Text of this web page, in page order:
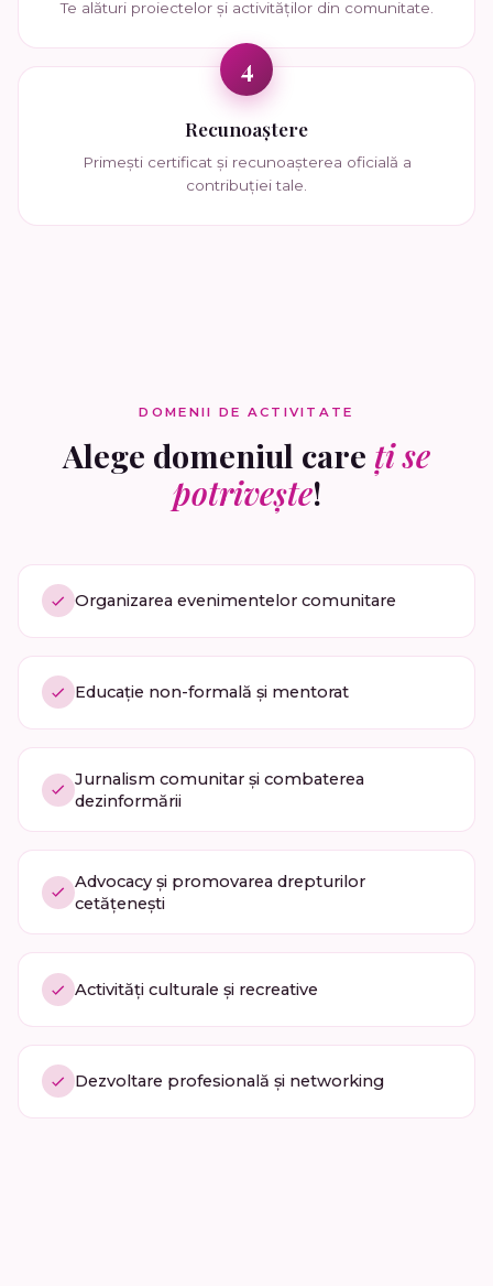
Te alături proiectelor și activităților din comunitate.
4
Recunoaștere
Primești certificat și recunoașterea oficială a
contribuției tale.
DOMENII DE ACTIVITATE
Alege domeniul care ți se
potrivește!
Organizarea evenimentelor comunitare
Educație non-formală și mentorat
Jurnalism comunitar și combaterea
dezinformării
Advocacy și promovarea drepturilor
cetățenești
Activități culturale și recreative
Dezvoltare profesională și networking